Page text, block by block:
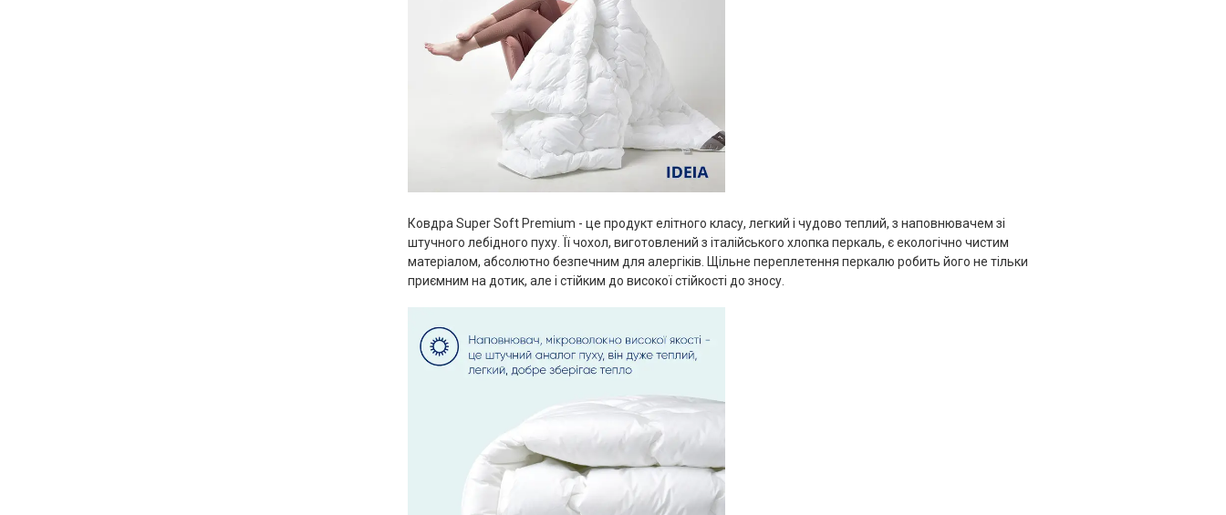
Ковдра Super Soft Premium - це продукт елітного класу, легкий і чудово теплий, з наповнювачем зі
штучного лебідного пуху. Її чохол, виготовлений з італійського хлопка перкаль, є екологічно чистим
матеріалом, абсолютно безпечним для алергіків. Щільне переплетення перкалю робить його не тільки
приємним на дотик, але і стійким до високої стійкості до зносу.